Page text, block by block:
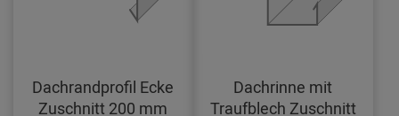
Dachrandprofil Ecke
Zuschnitt 200 mm
Dachrinne mit
Traufblech Zuschnitt